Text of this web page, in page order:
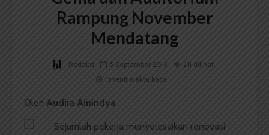
Rampung November
Mendatang
Redaksi 5 September 2013
211 dilihat
1 menit waktu baca
Oleh Audira Ainindya